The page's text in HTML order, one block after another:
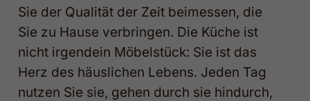
Sie der Qualität der Zeit beimessen, die
Sie zu Hause verbringen. Die Küche ist
nicht irgendein Möbelstück: Sie ist das
Herz des häuslichen Lebens. Jeden Tag
nutzen Sie sie, gehen durch sie hindurch,